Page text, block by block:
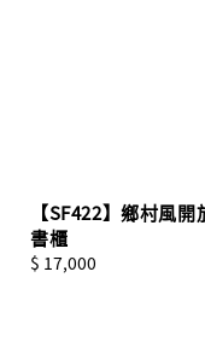
【SF422】鄉村風開
書櫃
Regular
$ 17,000